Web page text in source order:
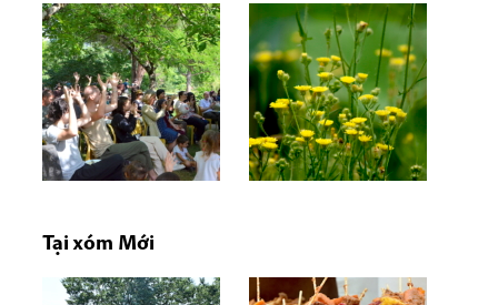
Tại xóm Mới